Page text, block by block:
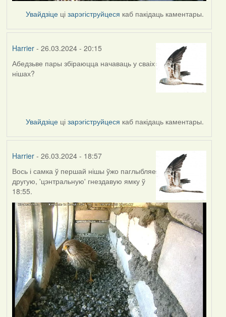
Увайдзіце цізарэгіструйцеся каб пакідаць каментары.
Harrier- 26.03.2024 - 20:15
Абедзьве пары збіраюцца начаваць у сваіх
нішах?
Увайдзіце цізарэгіструйцеся каб пакідаць каментары.
Harrier- 26.03.2024 - 18:57
Вось і самка ў першай нішы ўжо паглыбляе
другую, 'цэнтральную' гнездавую ямку ў
18:55.